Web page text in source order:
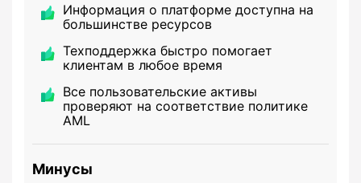
Информация о платформе доступна на
большинстве ресурсов
Техподдержка быстро помогает
клиентам в любое время
Все пользовательские активы
проверяют на соответствие политике
AML
Минусы